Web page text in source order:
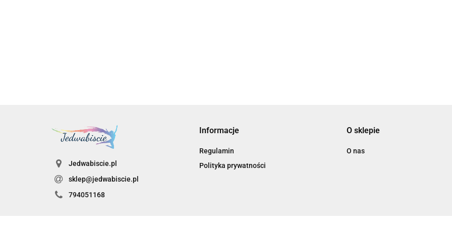
Jedwabiscie.pl
sklep@jedwabiscie.pl
794051168
Informacje
Regulamin
Polityka prywatności
O sklepie
O nas